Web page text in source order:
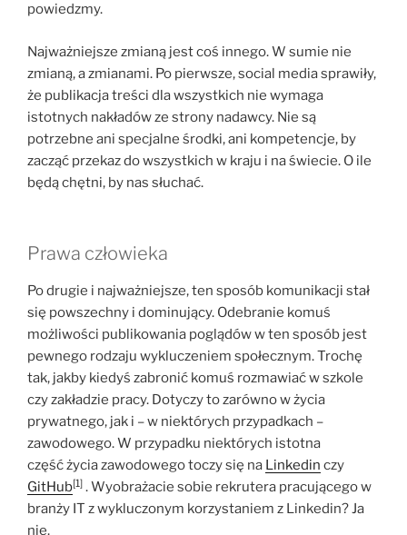
powiedzmy.
Najważniejsze zmianą jest coś innego. W sumie nie
zmianą, a zmianami. Po pierwsze, social media sprawiły,
że publikacja treści dla wszystkich nie wymaga
istotnych nakładów ze strony nadawcy. Nie są
potrzebne ani specjalne środki, ani kompetencje, by
zacząć przekaz do wszystkich w kraju i na świecie. O ile
będą chętni, by nas słuchać.
Prawa człowieka
Po drugie i najważniejsze, ten sposób komunikacji stał
się powszechny i dominujący. Odebranie komuś
możliwości publikowania poglądów w ten sposób jest
pewnego rodzaju wykluczeniem społecznym. Trochę
tak, jakby kiedyś zabronić komuś rozmawiać w szkole
czy zakładzie pracy. Dotyczy to zarówno w życia
prywatnego, jak i – w niektórych przypadkach –
zawodowego. W przypadku niektórych istotna
część życia zawodowego toczy się na Linkedin czy
GitHub[1] . Wyobrażacie sobie rekrutera pracującego w
branży IT z wykluczonym korzystaniem z Linkedin? Ja
nie.